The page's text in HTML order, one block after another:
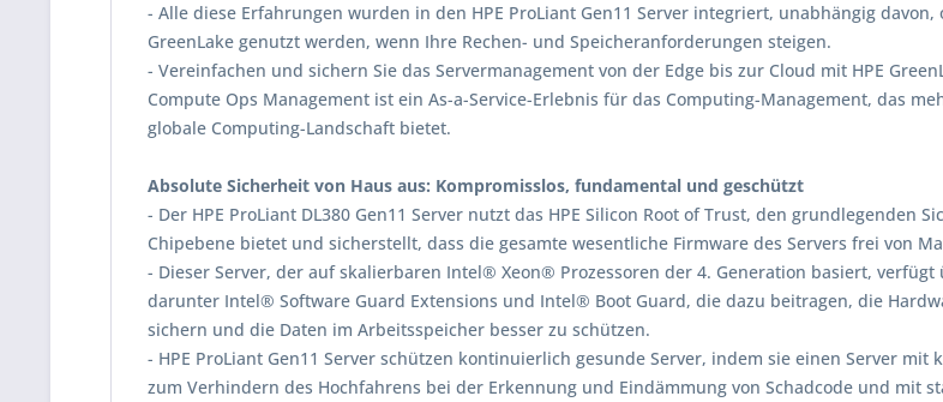
- Alle diese Erfahrungen wurden in den HPE ProLiant Gen11 Server integriert, unabhängig
GreenLake genutzt werden, wenn Ihre Rechen- und Speicheranforderungen steigen.
- Vereinfachen und sichern Sie das Servermanagement von der Edge bis zur Cloud mit HPE
Compute Ops Management ist ein As-a-Service-Erlebnis für das Computing-Management, das
globale Computing-Landschaft bietet.
Absolute Sicherheit von Haus aus: Kompromisslos, fundamental und geschützt
- Der HPE ProLiant DL380 Gen11 Server nutzt das HPE Silicon Root of Trust, den grundlegenden
Chipebene bietet und sicherstellt, dass die gesamte wesentliche Firmware des Servers frei von
- Dieser Server, der auf skalierbaren Intel® Xeon® Prozessoren der 4. Generation basiert,
darunter Intel® Software Guard Extensions und Intel® Boot Guard, die dazu beitragen, die
sichern und die Daten im Arbeitsspeicher besser zu schützen.
- HPE ProLiant Gen11 Server schützen kontinuierlich gesunde Server, indem sie einen Server
zum Verhindern des Hochfahrens bei der Erkennung und Eindämmung von Schadcode und mit